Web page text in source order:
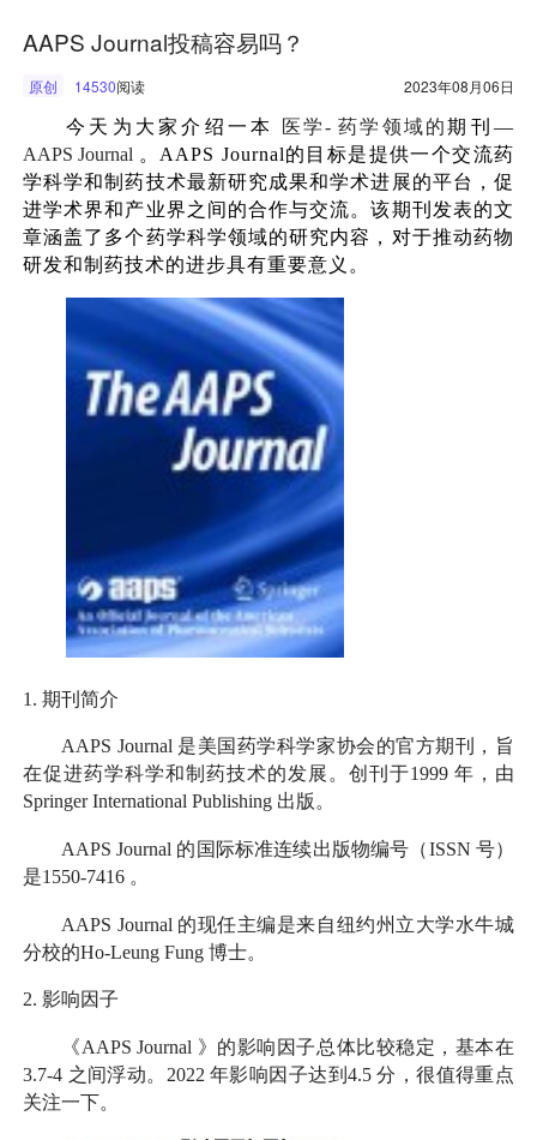
AAPS Journal投稿容易吗？
原创 14530阅读 2023年08月06日
今天为大家介绍一本 医学- 药学领域的期刊—
AAPS Journal 。 AAPS Journal的目标是提供一个交流药
学科学和制药技术最新研究成果和学术进展的平台，促
进学术界和产业界之间的合作与交流。该期刊发表的文
章涵盖了多个药学科学领域的研究内容，对于推动药物
研发和制药技术的进步具有重要意义。
1.期刊简介
AAPS Journal 是美国药学科学家协会的官方期刊，旨
在促进药学科学和制药技术的发展。创刊于1999年，由
Springer International Publishing 出版。
AAPS Journal 的国际标准连续出版物编号（ISSN 号）
是1550-7416 。
AAPS Journal 的现任主编是来自纽约州立大学水牛城
分校的Ho-Leung Fung 博士。
2.影响因子
《AAPS Journal 》的影响因子总体比较稳定，基本在
3.7-4 之间浮动。 2022 年影响因子达到 4.5分，很值得重点
关注一下。